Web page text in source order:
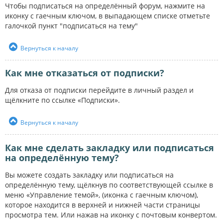
Чтобы подписаться на определённый форум, нажмите на
иконку с гаечным ключом, в выпадающем списке отметьте
галочкой пункт "подписаться на тему"
Вернуться к началу
Как мне отказаться от подписки?
Для отказа от подписки перейдите в личный раздел и
щёлкните по ссылке «Подписки».
Вернуться к началу
Как мне сделать закладку или подписаться
на определённую тему?
Вы можете создать закладку или подписаться на
определённую тему, щёлкнув по соответствующей ссылке в
меню «Управление темой», (иконка с гаечным ключом),
которое находится в верхней и нижней части страницы
просмотра тем. Или нажав на иконку с почтовым конвертом.